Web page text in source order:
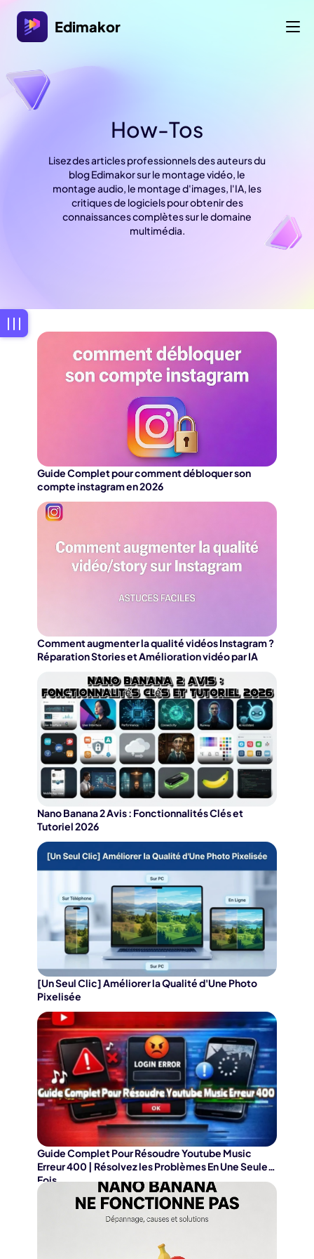
Edimakor
How-Tos
Lisez des articles professionnels des auteurs du
blog Edimakor sur le montage vidéo, le
montage audio, le montage d'images, l'IA, les
critiques de logiciels pour obtenir des
connaissances complètes sur le domaine
multimédia.
Guide Complet pour comment débloquer son
compte instagram en 2026
Comment augmenter la qualité vidéos Instagram ?
Réparation Stories et Amélioration vidéo par IA
Nano Banana 2 Avis : Fonctionnalités Clés et
Tutoriel 2026
[Un Seul Clic] Améliorer la Qualité d'Une Photo
Pixelisée
Guide Complet Pour Résoudre Youtube Music
Erreur 400 | Résolvez les Problèmes En Une Seule
Fois